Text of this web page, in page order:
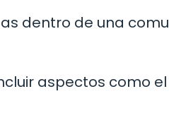
dentro de una
aspectos como el